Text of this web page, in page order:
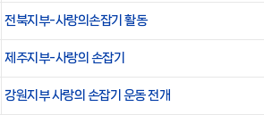
전북지부-사랑의손잡기 활동
제주지부-사랑의 손잡기
강원지부 사랑의 손잡기 운동 전개